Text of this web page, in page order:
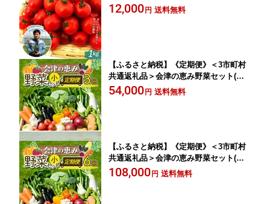
ミニトマト（1kg）（清流ノ暁）西会津
町産 清流ノ暁 野菜 やさい サラダ 生野
12,000 円 送料無料
【ふるさと納税】《定期便》＜3市町村
共通返礼品＞会津の恵み野菜セット(小)
《全3回》 朝採れ 野菜 お米 精米 米 セ
ット 詰合せ 契約農家 朝採り 採れたて
54,000 円 送料無料
【ふるさと納税】《定期便》＜3市町村
共通返礼品＞会津の恵み野菜セット(小)
《全6回》 朝採れ 野菜 お米 精米 米 セ
ット 詰合せ 契約農家 朝採り 採れたて
108,000 円 送料無料